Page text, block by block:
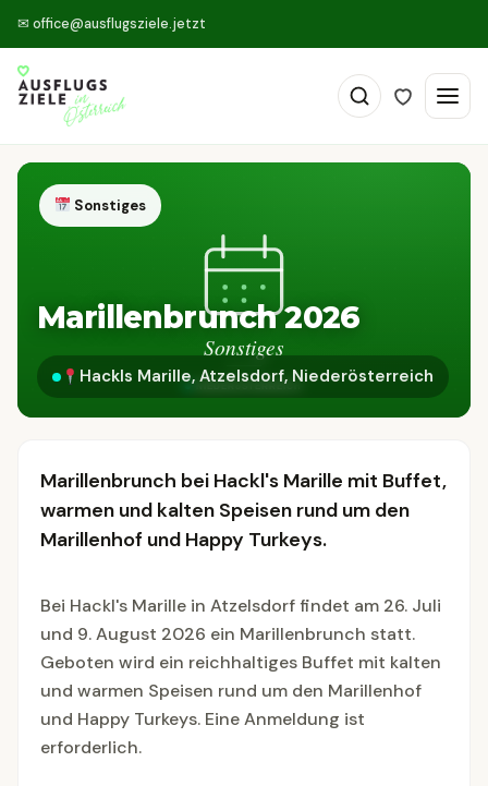
✉ office@ausflugsziele.jetzt
Sonstiges
Marillenbrunch 2026
Hackls Marille, Atzelsdorf, Niederösterreich
Marillenbrunch bei Hackl's Marille mit Buffet,
warmen und kalten Speisen rund um den
Marillenhof und Happy Turkeys.
Bei Hackl's Marille in Atzelsdorf findet am 26. Juli
und 9. August 2026 ein Marillenbrunch statt.
Geboten wird ein reichhaltiges Buffet mit kalten
und warmen Speisen rund um den Marillenhof
und Happy Turkeys. Eine Anmeldung ist
erforderlich.